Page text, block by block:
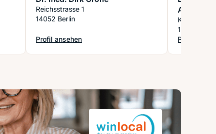
für Dermatologie
Reichsstrasse 1
14052 Berlin
Profil ansehen
: Dr. med. Dirk Gröne
13467
Profil
: Dr.med.